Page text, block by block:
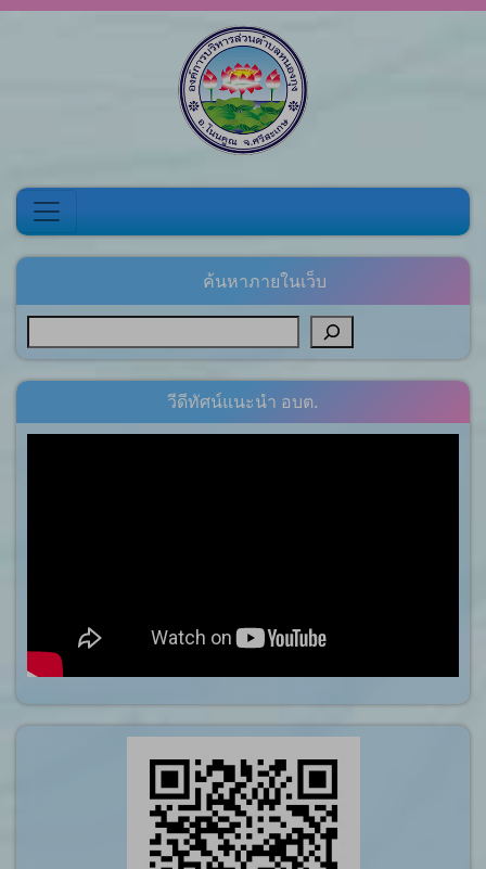
ค้นหาภายในเว็บ
วีดีทัศน์แนะนำ อบต.